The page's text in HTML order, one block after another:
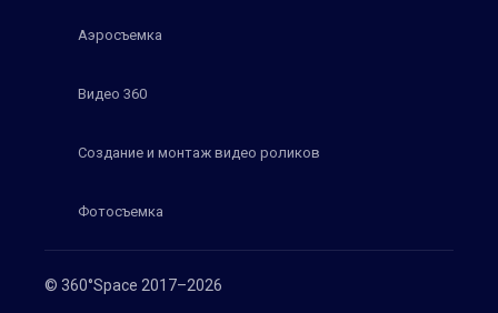
© 360°Space 2017–2026
Аэросъемка
Видео 360
Создание и монтаж видео роликов
Фотосъемка